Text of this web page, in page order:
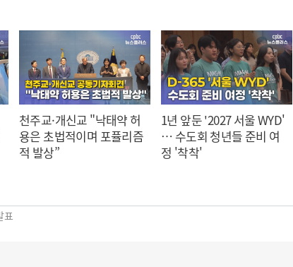
천주교·개신교 "낙태약 허
용은 초법적이며 포퓰리즘
적 발상”
1년 앞둔 '2027 서울 WYD'
… 수도회 청년들 준비 여
정 '착착'